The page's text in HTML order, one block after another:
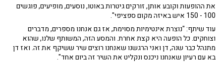
את ההופעות וקובע אותן, זורקים גיטרות באוטו, נוסעים, מופיעים, פוגשים
100 - 150 איש באיזה מקום ספציפי".
עוד שיתף: "נוצרת אינטימיות מסוימת, אז גם אנחנו מספרים, מדברים
וצוחקים. כל הופעה היא קצת אחרת. והמסע הזה, המשותף שלנו, שהוא
מתנהל כבר שנה, דן ואני הרגשנו שאנחנו רוצים שיר ששיקף את זה. ואז דן
בא עם רעיון שאנחנו ניכנס ונקליט את השיר זה ביום אחד".